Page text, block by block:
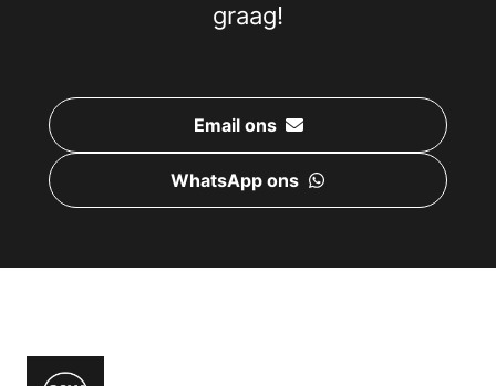
graag!
Email ons
WhatsApp ons